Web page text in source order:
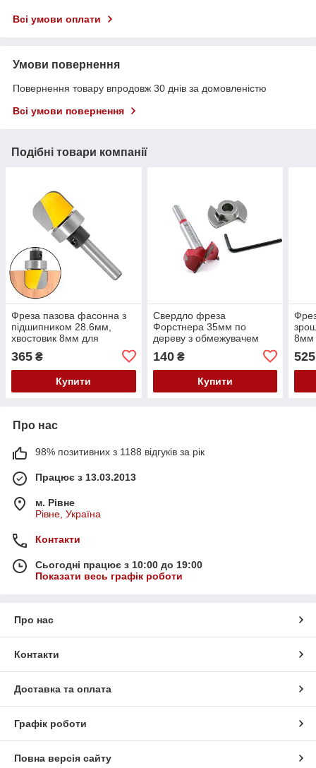
Всі умови оплати
Умови повернення
Повернення товару впродовж 30 днів за домовленістю
Всі умови повернення
Подібні товари компанії
Фреза пазова фасонна з
підшипником 28.6мм,
хвостовик 8мм для
365 ₴
Купити
Свердло фреза
Форстнера 35мм по
дереву з обмежувачем
140₴
Купити
8мм
525
Про нас
98% позитивних з 1188 відгуків за рік
Працює з 13.03.2013
м. Рівне
Рівне, Україна
Контакти
Сьогодні працює з 10:00 до 19:00
Показати весь графік роботи
Про нас
Контакти
Доставка та оплата
Графік роботи
Повна версія сайту